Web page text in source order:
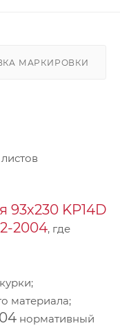
МАРКИРОВКИ
KP14D
2004, где
материала;
нормативный